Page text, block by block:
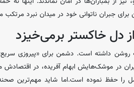
جبران ناتوانی خود در میدان نبرد مرتکب
دل خاکستر برمی‌خیزد
روشن داشته است. دشمن برای «پیروزی سریع»
در موشک‌هایش ابهام آفریده، در
را حفظ نموده است.اما شاید مهم‌ترین